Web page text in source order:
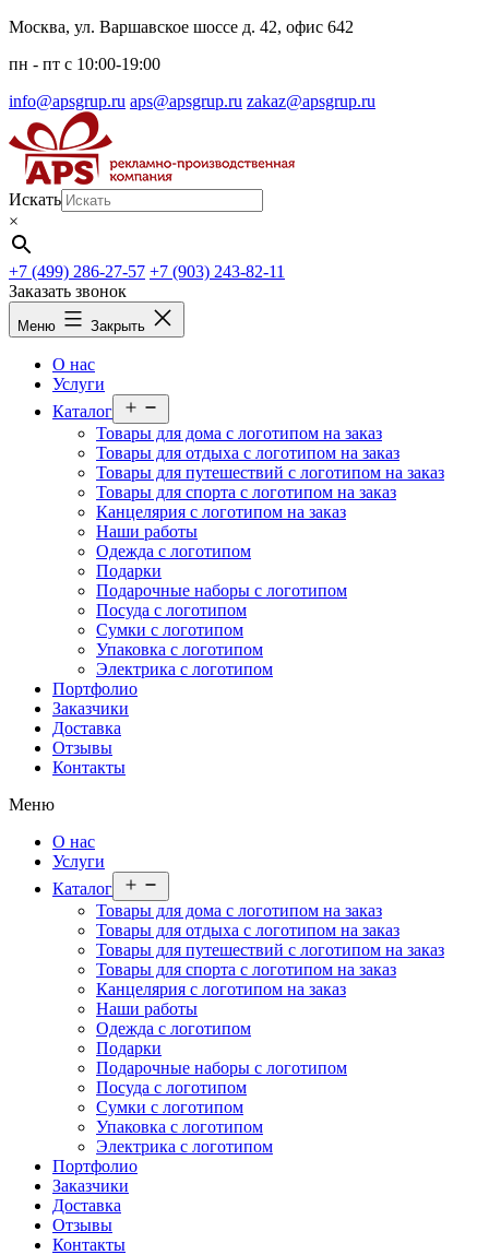
Перейти
содержимому
Москва, ул. Варшавское шоссе д. 42, офис 642
пн - пт c 10:00-19:00
info@apsgrup.ru aps@apsgrup.ru zakaz@apsgrup.ru
Искать
×
+7 (499) 286-27-57 +7 (903) 243-82-11
Заказать звонок
Меню Закрыть
О нас
Услуги
Каталог
меню
Товары для дома с логотипом на заказ
Товары для отдыха с логотипом на заказ
Товары для путешествий с логотипом на заказ
Товары для спорта с логотипом на заказ
Канцелярия с логотипом на заказ
Наши работы
Одежда с логотипом
Подарки
Подарочные наборы с логотипом
Посуда с логотипом
Сумки с логотипом
Упаковка с логотипом
Электрика с логотипом
Портфолио
Заказчики
Доставка
Отзывы
Контакты
Меню
О нас
Услуги
Каталог
меню
Товары для дома с логотипом на заказ
Товары для отдыха с логотипом на заказ
Товары для путешествий с логотипом на заказ
Товары для спорта с логотипом на заказ
Канцелярия с логотипом на заказ
Наши работы
Одежда с логотипом
Подарки
Подарочные наборы с логотипом
Посуда с логотипом
Сумки с логотипом
Упаковка с логотипом
Электрика с логотипом
Портфолио
Заказчики
Доставка
Отзывы
Контакты